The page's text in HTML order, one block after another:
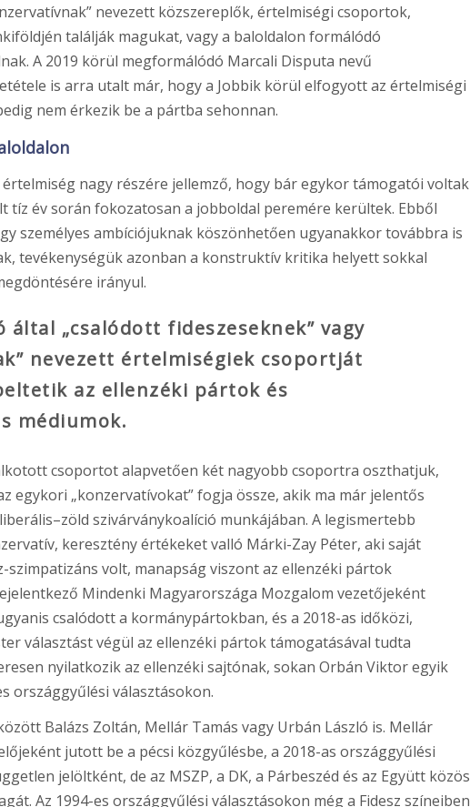
nevezett közszereplők, értelmiségi csoportok,
találják magukat, vagy a baloldalon formálódó
A 2019 körül megformálódó Marcali Disputa nevű
is arra utalt már, hogy a Jobbik körül elfogyott az értelmiségi
nem érkezik be a pártba sehonnan.
nagy részére jellemző, hogy bár egykor támogatói voltak
tíz év során fokozatosan a jobboldal peremére kerültek. Ebből
személyes ambíciójuknak köszönhetően ugyanakkor továbbra is
tevékenységük azonban a konstruktív kritika helyett sokkal
irányul.
által „csalódott fideszeseknek” vagy
nevezett értelmiségiek csoportját
az ellenzéki pártok és
médiumok.
csoportot alapvetően két nagyobb csoportra oszthatjuk,
egykori „konzervatívokat” fogja össze, akik ma már jelentős
szivárványkoalíció munkájában. A legismertebb
keresztény értékeket valló Márki-Zay Péter, aki saját
szimpatizáns volt, manapság viszont az ellenzéki pártok
Mindenki Magyarországa Mozgalom vezetőjeként
csalódott a kormánypártokban, és a 2018-as időközi,
választást végül az ellenzéki pártok támogatásával tudta
nyilatkozik az ellenzéki sajtónak, sokan Orbán Viktor egyik
országgyűlési választásokon.
Balázs Zoltán, Mellár Tamás vagy Urbán László is. Mellár
jutott be a pécsi közgyűlésbe, a 2018-as országgyűlési
jelöltként, de az MSZP, a DK, a Párbeszéd és az Együtt közös
Az 1994-es országgyűlési választásokon még a Fidesz színeiben